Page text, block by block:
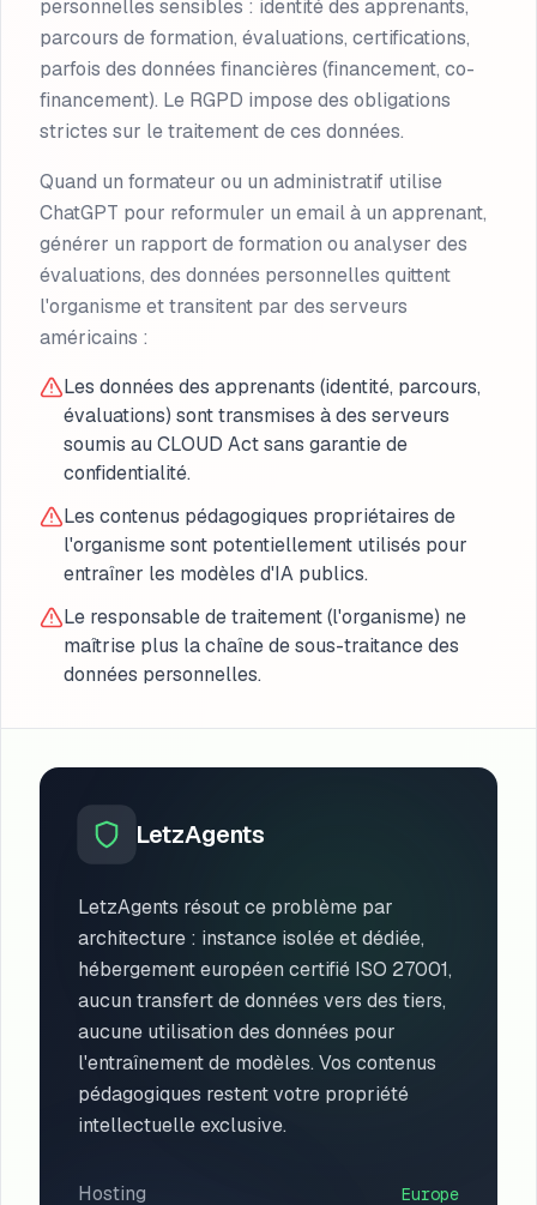
personnelles sensibles : identité des apprenants,
parcours de formation, évaluations, certifications,
parfois des données financières (financement, co-
financement). Le RGPD impose des obligations
strictes sur le traitement de ces données.
Quand un formateur ou un administratif utilise
ChatGPT pour reformuler un email à un apprenant,
générer un rapport de formation ou analyser des
évaluations, des données personnelles quittent
l'organisme et transitent par des serveurs
américains :
Les données des apprenants (identité, parcours,
évaluations) sont transmises à des serveurs
soumis au CLOUD Act sans garantie de
confidentialité.
Les contenus pédagogiques propriétaires de
l'organisme sont potentiellement utilisés pour
entraîner les modèles d'IA publics.
Le responsable de traitement (l'organisme) ne
maîtrise plus la chaîne de sous-traitance des
données personnelles.
LetzAgents
LetzAgents résout ce problème par
architecture : instance isolée et dédiée,
hébergement européen certifié ISO 27001,
aucun transfert de données vers des tiers,
aucune utilisation des données pour
l'entraînement de modèles. Vos contenus
pédagogiques restent votre propriété
intellectuelle exclusive.
Hosting Europe